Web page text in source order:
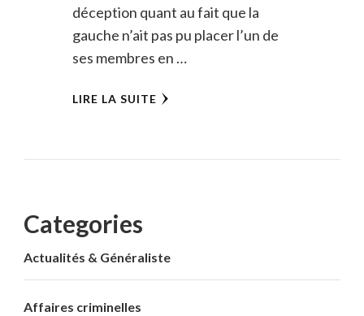
déception quant au fait que la
gauche n’ait pas pu placer l’un de
ses membres en …
LIRE LA SUITE
Categories
Actualités & Généraliste
Affaires criminelles